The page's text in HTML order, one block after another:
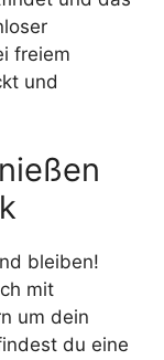
freiem
und
bleiben!
mit
um dein
du eine